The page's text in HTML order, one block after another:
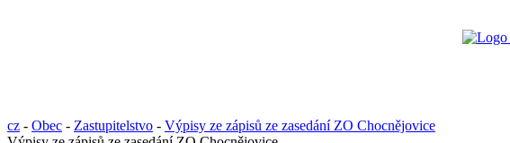
cz - Obec - Zastupitelstvo - Výpisy ze zápisů ze zasedání ZO Chocnějovice